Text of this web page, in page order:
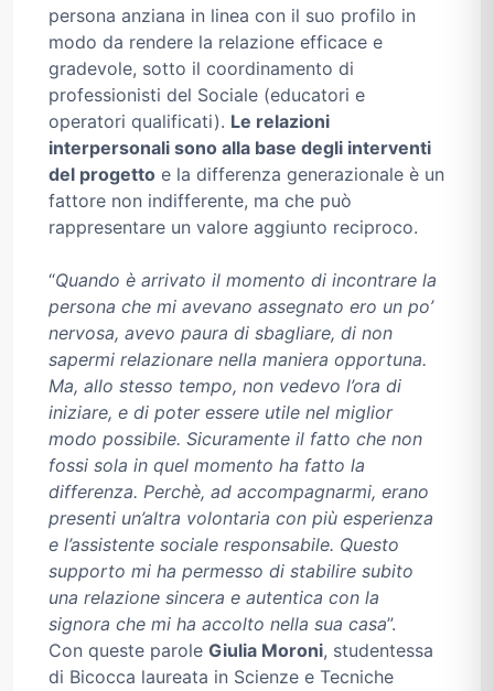
persona anziana in linea con il suo profilo in
modo da rendere la relazione efficace e
gradevole, sotto il coordinamento di
professionisti del Sociale (educatori e
operatori qualificati). Le relazioni
interpersonali sono alla base degli interventi
del progetto e la differenza generazionale è un
fattore non indifferente, ma che può
rappresentare un valore aggiunto reciproco.
“Quando è arrivato il momento di incontrare la
persona che mi avevano assegnato ero un po’
nervosa, avevo paura di sbagliare, di non
sapermi relazionare nella maniera opportuna.
Ma, allo stesso tempo, non vedevo l’ora di
iniziare, e di poter essere utile nel miglior
modo possibile. Sicuramente il fatto che non
fossi sola in quel momento ha fatto la
differenza. Perchè, ad accompagnarmi, erano
presenti un’altra volontaria con più esperienza
e l’assistente sociale responsabile. Questo
supporto mi ha permesso di stabilire subito
una relazione sincera e autentica con la
signora che mi ha accolto nella sua casa”.
Con queste parole Giulia Moroni, studentessa
di Bicocca laureata in Scienze e Tecniche